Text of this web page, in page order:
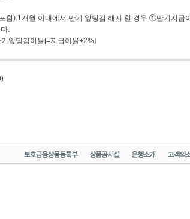
함) 1개월 이내에서 만기 앞당김 해지 할 경우 ①만기지급이
.
앞당김이율[=지급이율+2%]